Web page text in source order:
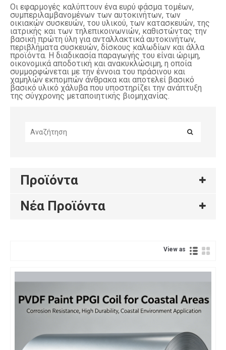
Οι εφαρμογές καλύπτουν ένα ευρύ φάσμα τομέων,
συμπεριλαμβανομένων των αυτοκινήτων, των
οικιακών συσκευών, του υλικού, των κατασκευών, της
ιατρικής και των τηλεπικοινωνιών, καθιστώντας την
βασική πρώτη ύλη για ανταλλακτικά αυτοκινήτων,
περιβλήματα συσκευών, δίσκους καλωδίων και άλλα
προϊόντα. Η διαδικασία παραγωγής του είναι ώριμη,
οικονομικά αποδοτική και ανακυκλώσιμη, η οποία
συμμορφώνεται με την έννοια του πράσινου και
χαμηλών εκπομπών άνθρακα και αποτελεί βασικό
βασικό υλικό χάλυβα που υποστηρίζει την ανάπτυξη
της σύγχρονης μεταποιητικής βιομηχανίας.
Προϊόντα
Νέα Προϊόντα
View as